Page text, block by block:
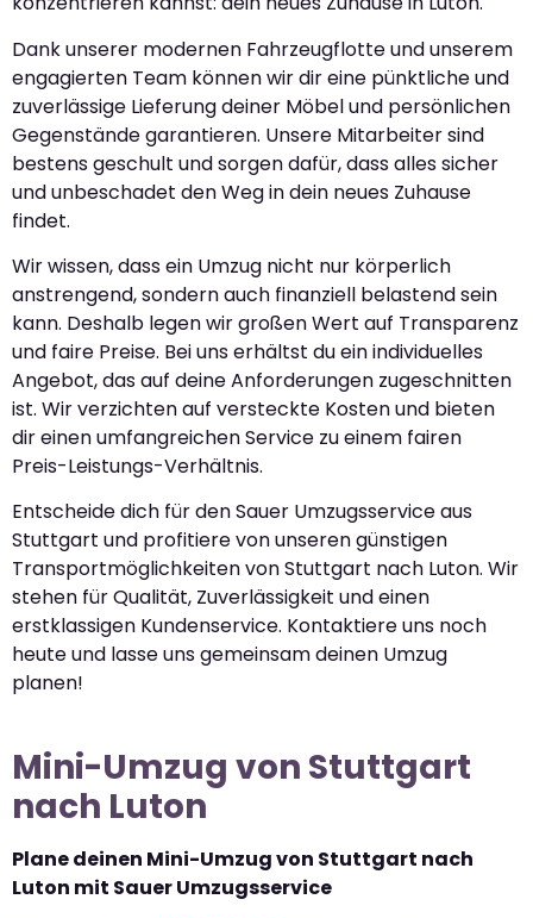
Dank unserer modernen Fahrzeugflotte und unserem
engagierten Team können wir dir eine pünktliche und
zuverlässige Lieferung deiner Möbel und persönlichen
Gegenstände garantieren. Unsere Mitarbeiter sind
bestens geschult und sorgen dafür, dass alles sicher
und unbeschadet den Weg in dein neues Zuhause
findet.
Wir wissen, dass ein Umzug nicht nur körperlich
anstrengend, sondern auch finanziell belastend sein
kann. Deshalb legen wir großen Wert auf Transparenz
und faire Preise. Bei uns erhältst du ein individuelles
Angebot, das auf deine Anforderungen zugeschnitten
ist. Wir verzichten auf versteckte Kosten und bieten
dir einen umfangreichen Service zu einem fairen
Preis-Leistungs-Verhältnis.
Entscheide dich für den Sauer Umzugsservice aus
Stuttgart und profitiere von unseren günstigen
Transportmöglichkeiten von Stuttgart nach Luton. Wir
stehen für Qualität, Zuverlässigkeit und einen
erstklassigen Kundenservice. Kontaktiere uns noch
heute und lasse uns gemeinsam deinen Umzug
planen!
Mini-Umzug von Stuttgart
nach Luton
Plane deinen Mini-Umzug von Stuttgart nach
Luton mit Sauer Umzugsservice